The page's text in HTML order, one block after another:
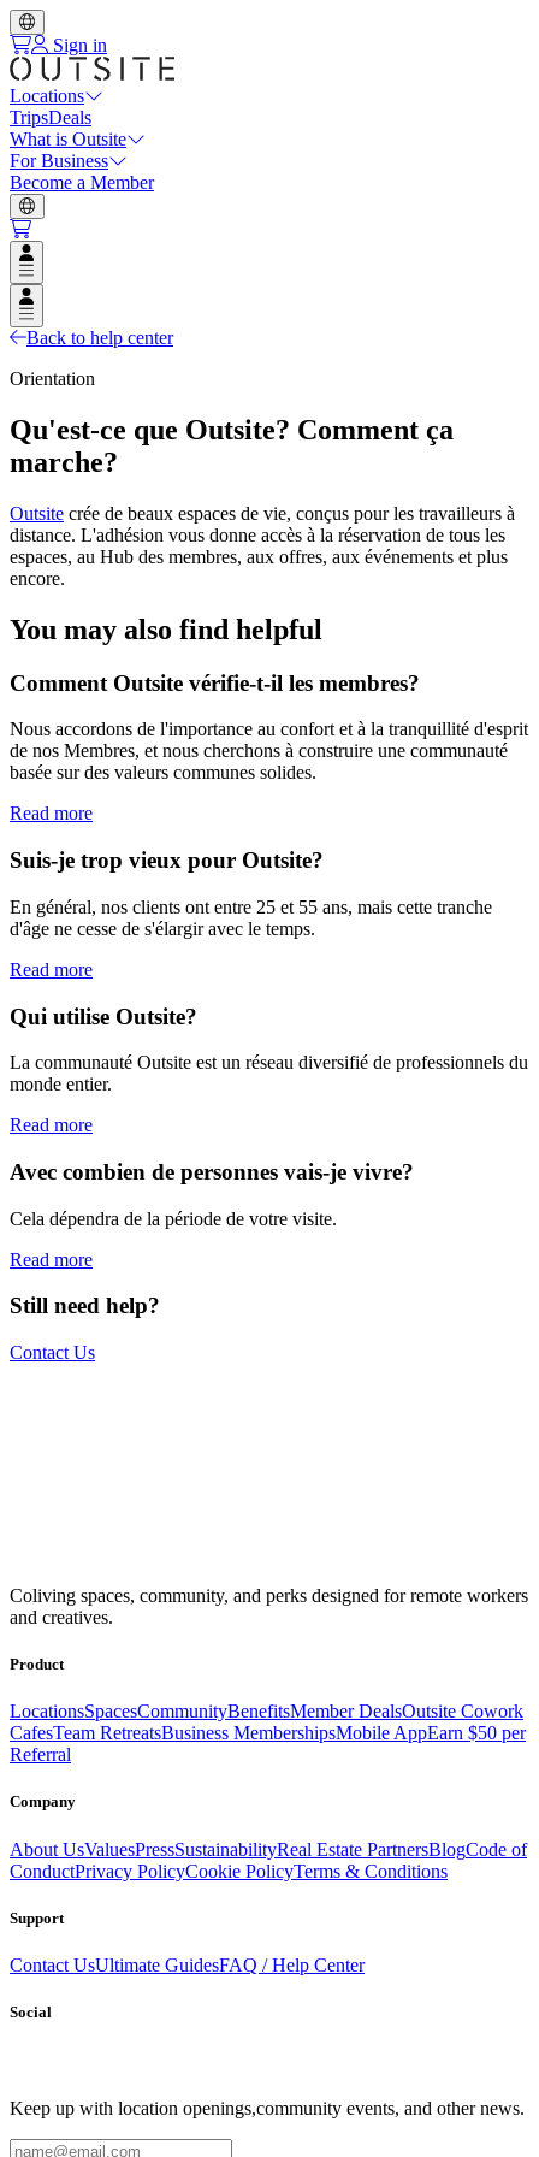
Sign in
Locations
TripsDeals
What is Outsite
For Business
Become a Member
Open user menu
Open user menu
Back to help center
Orientation
Qu'est-ce que Outsite? Comment ça
marche?
Outsite crée de beaux espaces de vie, conçus pour les travailleurs à
distance. L'adhésion vous donne accès à la réservation de tous les
espaces, au Hub des membres, aux offres, aux événements et plus
encore.
You may also find helpful
Comment Outsite vérifie-t-il les membres?
Nous accordons de l'importance au confort et à la tranquillité d'esprit
de nos Membres, et nous cherchons à construire une communauté
basée sur des valeurs communes solides.
Read more
Suis-je trop vieux pour Outsite?
En général, nos clients ont entre 25 et 55 ans, mais cette tranche
d'âge ne cesse de s'élargir avec le temps.
Read more
Qui utilise Outsite?
La communauté Outsite est un réseau diversifié de professionnels du
monde entier.
Read more
Avec combien de personnes vais-je vivre?
Cela dépendra de la période de votre visite.
Read more
Still need help?
Contact Us
equipped with everything you need to be comfortable and
productive.
Coliving spaces, community, and perks designed for remote workers
and creatives.
Product
LocationsSpacesCommunityBenefitsMember DealsOutsite Cowork
CafesTeam RetreatsBusiness MembershipsMobile AppEarn $50 per
Referral
Company
About UsValuesPressSustainabilityReal Estate PartnersBlogCode of
ConductPrivacy PolicyCookie PolicyTerms & Conditions
Support
Contact UsUltimate GuidesFAQ / Help Center
Social
Keep up with location openings,community events, and other news.
Email